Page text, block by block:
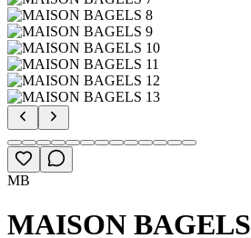
MB
MAISON BAGELS